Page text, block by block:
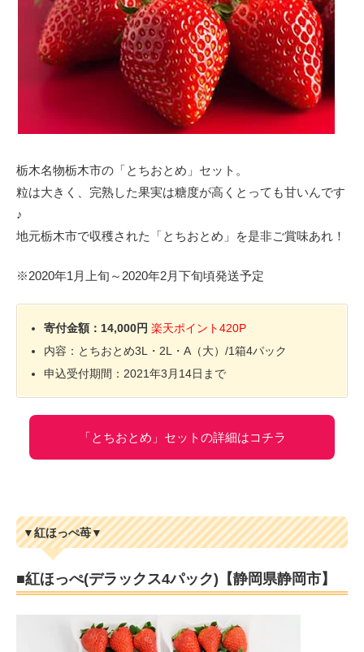
栃木名物栃木市の「とちおとめ」セット。
粒は大きく、完熟した果実は糖度が高くとっても甘いんです
♪
地元栃木市で収穫された「とちおとめ」を是非ご賞味あれ！
※2020年1月上旬～2020年2月下旬頃発送予定
寄付金額：14,000円 楽天ポイント420P
内容：とちおとめ3L・2L・A（大）/1箱4パック
申込受付期間：2021年3月14日まで
「とちおとめ」セットの詳細はコチラ
▼紅ほっぺ苺▼
■紅ほっぺ(デラックス4パック)【静岡県静岡市】